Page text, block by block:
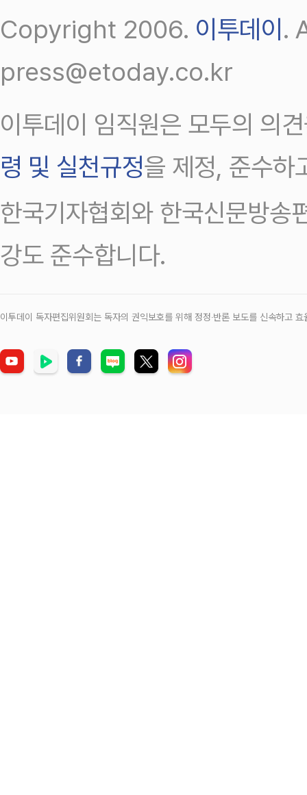
Copyright 2006. 이투데이 .
press@etoday.co.kr
이투데이 임직원은 모두의 의
령 및 실천규정을 제정, 준수하
한국기자협회와 한국신문방송
강도 준수합니다.
이투데이 독자편집위원회는 독자의 권익보호를 위해 정정‧반론 보도를 신속하고